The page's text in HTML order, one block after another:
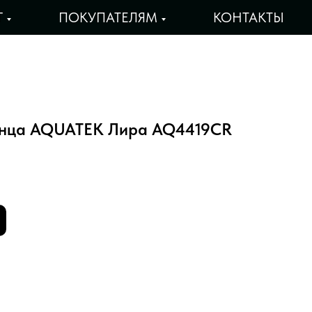
ПОКУПАТЕЛЯМ КОНТАКТЫ
AQUATEK Лира AQ4419CR